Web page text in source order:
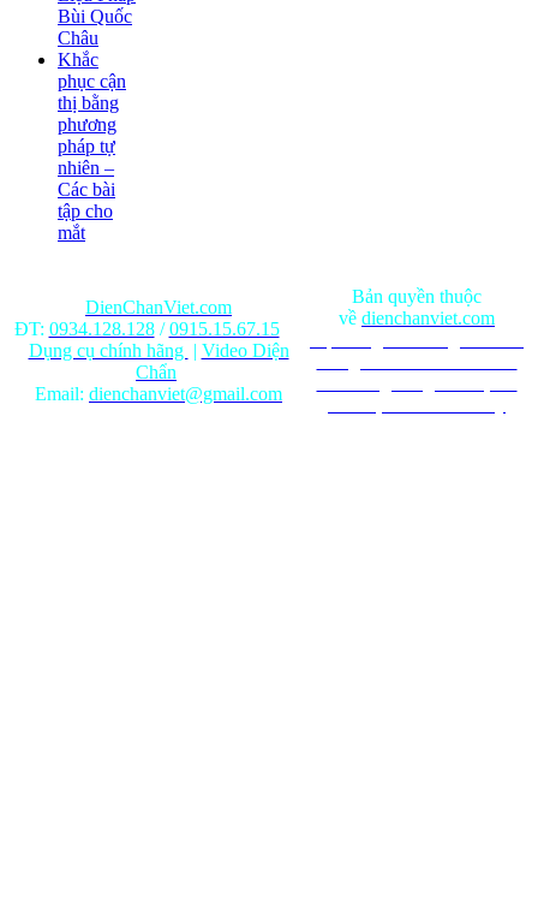
Bùi Quốc
Châu
Khắc
phục cận
thị bằng
phương
pháp tự
nhiên –
Các bài
tập cho
mắt
DienChanViet.com
ĐT: 0934.128.128/0915.15.67.15
Dụng cụ chính hãng | Video Diện
Chẩn
Email: dienchanviet@gmail.com
Bản quyền thuộc
về dienchanviet.com